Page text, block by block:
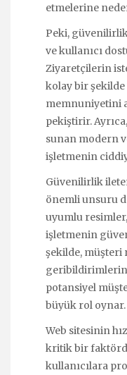
etmelerine
Peki,
ve kullanıcı
Ziyaretçilerin
kolay bir
memnuniyetini
pekiştirir.
sunan modern
işletmenin
Güvenilirlik
önemli unsuru
uyumlu
işletmenin
şekilde, müşteri
geribildirimlerin
potansiyel
büyük rol oynar.
Web sitesinin
kritik bir
kullanıcılara